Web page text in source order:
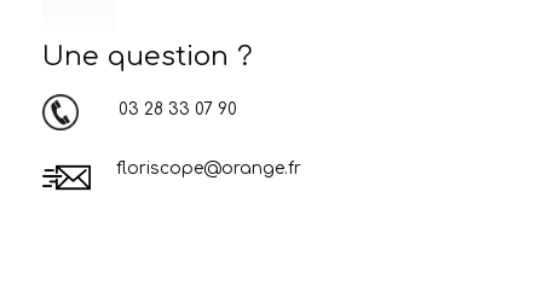
Une question ?
03 28 33 07 90
floriscope@orange.fr